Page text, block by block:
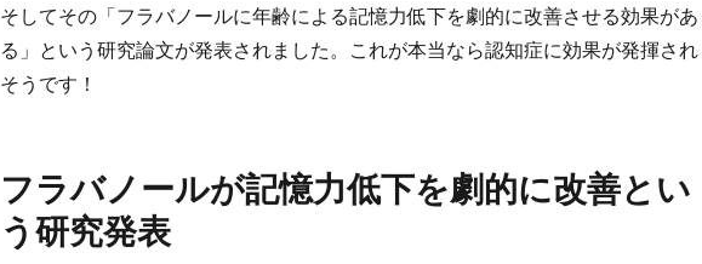
そしてその「フラバノールに年齢による記憶力低下を劇的に改善させる効果があ
る」という研究論文が発表されました。これが本当なら認知症に効果が発揮され
そうです！
フラバノールが記憶力低下を劇的に改善とい
う研究発表